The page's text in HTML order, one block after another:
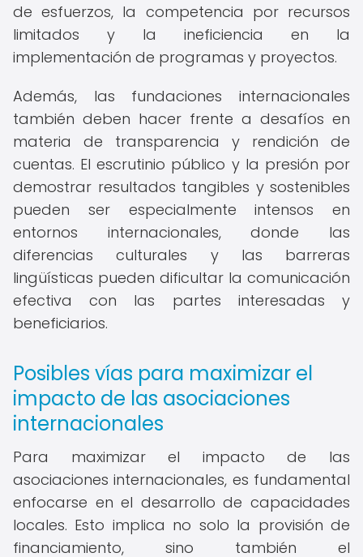
de esfuerzos, la competencia por recursos
limitados y la ineficiencia en la
implementación de programas y proyectos.
Además, las fundaciones internacionales
también deben hacer frente a desafíos en
materia de transparencia y rendición de
cuentas. El escrutinio público y la presión por
demostrar resultados tangibles y sostenibles
pueden ser especialmente intensos en
entornos internacionales, donde las
diferencias culturales y las barreras
lingüísticas pueden dificultar la comunicación
efectiva con las partes interesadas y
beneficiarios.
Posibles vías para maximizar el
impacto de las asociaciones
internacionales
Para maximizar el impacto de las
asociaciones internacionales, es fundamental
enfocarse en el desarrollo de capacidades
locales. Esto implica no solo la provisión de
financiamiento, sino también el